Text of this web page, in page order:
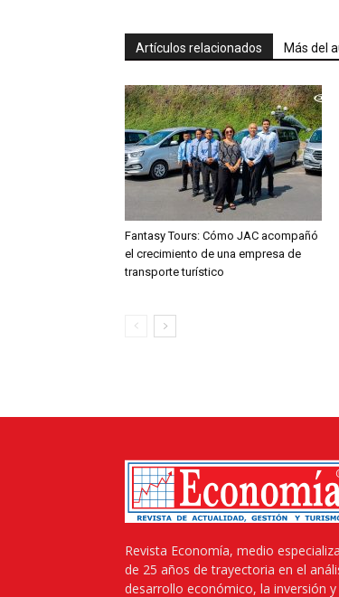
Artículos relacionados Más del
Fantasy Tours: Cómo JAC acompañó
el crecimiento de una empresa de
transporte turístico
Revista Economía, medio
de 25 años de trayectoria en el
desarrollo económico, la inversión y